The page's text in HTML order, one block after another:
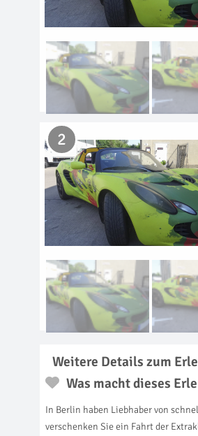
2
Weitere Details zum
Was macht dieses
In Berlin haben Liebhaber von
verschenken Sie ein Fahrt der